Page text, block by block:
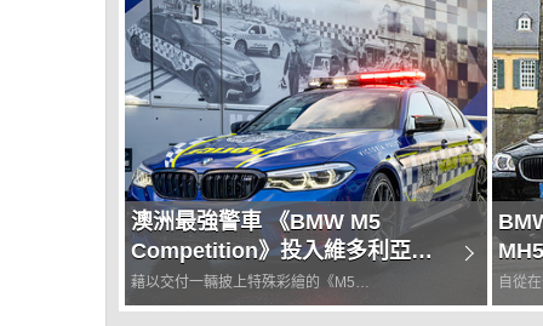
澳洲最強警車 《BMW M5
Competition》投入維多利亞州
警局服務
藉以交付一輛披上特殊彩繪的《M5
Competition》車型，澳洲《BMW》再度展現其與
自從
M5也